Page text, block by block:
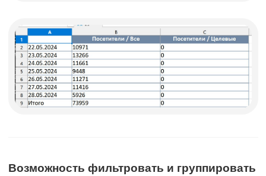
Возможность фильтровать и группировать